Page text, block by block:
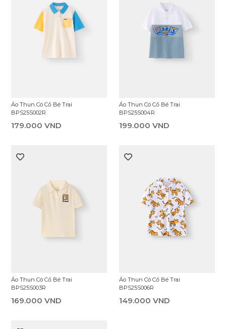
Áo Thun Có Cổ Bé Trai
BPS25S002R
179.000 VND
Áo Thun Có Cổ Bé Trai
BPS25S004R
199.000 VND
Áo Thun Có Cổ Bé Trai
BPS25S003R
169.000 VND
Áo Thun Có Cổ Bé Trai
BPS25S006R
149.000 VND